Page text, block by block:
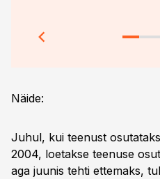
Näide:
Juhul, kui teenust
2004, loetakse teenuse
aga juunis tehti ettemaks,